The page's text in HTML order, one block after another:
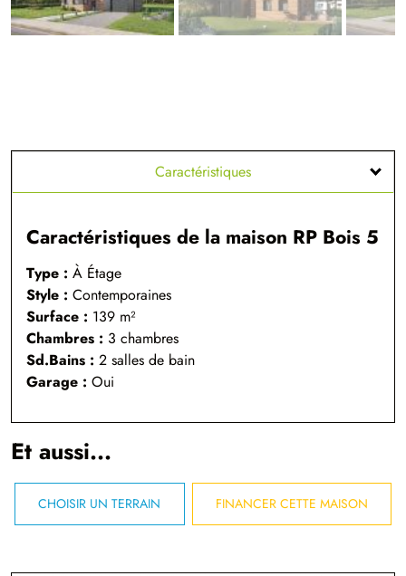
Caractéristiques
Caractéristiques de la maison RP Bois 5
Type : À Étage
Style : Contemporaines
Surface : 139 m²
Chambres : 3 chambres
Sd.Bains : 2 salles de bain
Garage : Oui
Et aussi...
CHOISIR UN TERRAIN FINANCER CETTE MAISON